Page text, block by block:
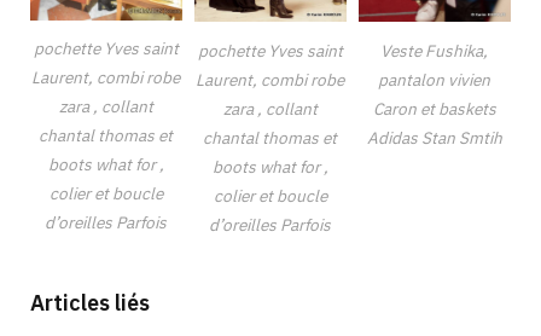
pochette Yves saint
Laurent, combi robe
zara , collant
chantal thomas et
boots what for ,
colier et boucle
d’oreilles Parfois
pochette Yves saint
Laurent, combi robe
zara , collant
chantal thomas et
boots what for ,
colier et boucle
d’oreilles Parfois
Veste Fushika,
pantalon vivien
Caron et baskets
Adidas Stan Smtih
Articles liés